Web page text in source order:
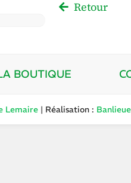
Retour
BOUTIQUE
Lemaire| Réalisation :